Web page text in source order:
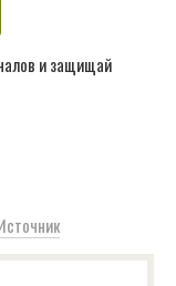
и защищай